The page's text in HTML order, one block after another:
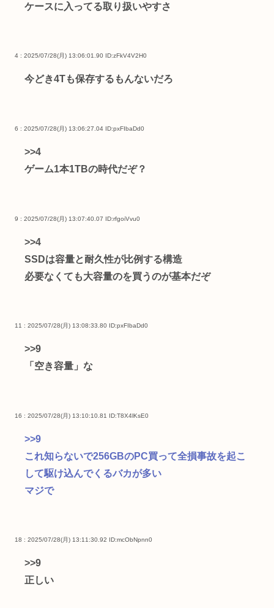
ケースに入ってる取り扱いやすさ
4 : 2025/07/28(月) 13:06:01.90 ID:zFkV4V2H0
今どき4Tも保存するもんないだろ
6 : 2025/07/28(月) 13:06:27.04 ID:pxFIbaDd0
>>4
ゲーム1本1TBの時代だぞ？
9 : 2025/07/28(月) 13:07:40.07 ID:rfgoiVvu0
>>4
SSDは容量と耐久性が比例する構造
必要なくても大容量のを買うのが基本だぞ
11 : 2025/07/28(月) 13:08:33.80 ID:pxFIbaDd0
>>9
「空き容量」な
16 : 2025/07/28(月) 13:10:10.81 ID:T8X4lKsE0
>>9
これ知らないで256GBのPC買って全損事故を起こ
して駆け込んでくるバカが多い
マジで
18 : 2025/07/28(月) 13:11:30.92 ID:mcObNpnn0
>>9
正しい